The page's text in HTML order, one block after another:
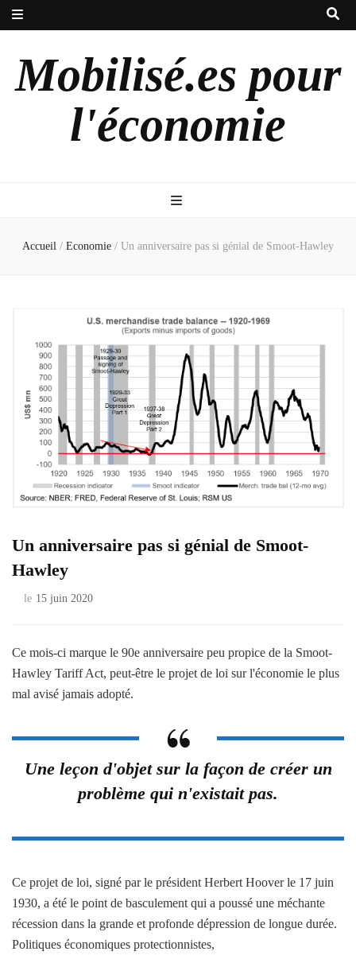
Mobilisé.es pour
l'économie
Accueil / Economie / Un anniversaire pas si génial de Smoot-Hawley
Un anniversaire pas si génial de Smoot-
Hawley
le 15 juin 2020
Ce mois-ci marque le 90e anniversaire peu propice de la Smoot-
Hawley Tariff Act, peut-être le projet de loi sur l'économie le plus
mal avisé jamais adopté.
Une leçon d'objet sur la façon de créer un
problème qui n'existait pas.
Ce projet de loi, signé par le président Herbert Hoover le 17 juin
1930, a été le point de basculement qui a poussé une méchante
récession dans la grande et profonde dépression de longue durée.
Politiques économiques protectionnistes,